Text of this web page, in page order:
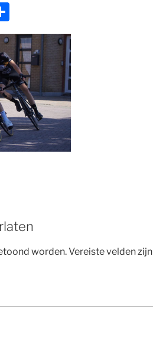
el
e
n
worden.Vereiste velden zijn